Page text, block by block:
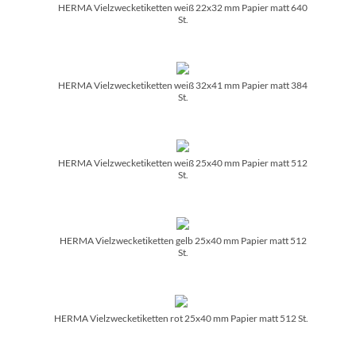
HERMA Vielzwecketiketten weiß 22x32 mm Papier matt 640
St.
HERMA Vielzwecketiketten weiß 32x41 mm Papier matt 384
St.
HERMA Vielzwecketiketten weiß 25x40 mm Papier matt 512
St.
HERMA Vielzwecketiketten gelb 25x40 mm Papier matt 512
St.
HERMA Vielzwecketiketten rot 25x40 mm Papier matt 512 St.